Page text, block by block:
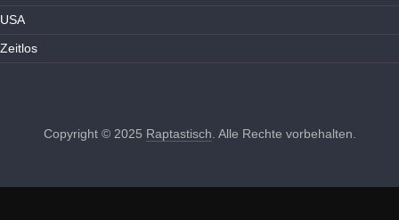
USA
Zeitlos
Copyright © 2025 Raptastisch . Alle Rechte vorbehalten.